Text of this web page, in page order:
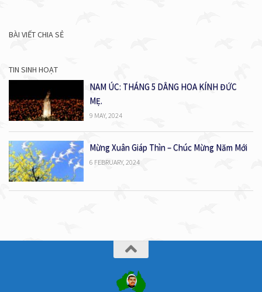
BÀI VIẾT CHIA SẺ
TIN SINH HOẠT
NAM ÚC: THÁNG 5 DÂNG HOA KÍNH ĐỨC
MẸ.
9 MAY, 2024
Mừng Xuân Giáp Thìn – Chúc Mừng Năm Mới
6 FEBRUARY, 2024